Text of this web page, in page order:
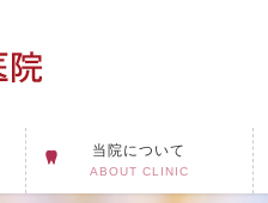
当院について
ABOUT CLINIC